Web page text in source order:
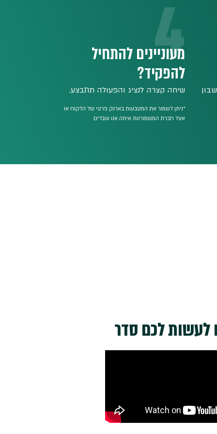
4
מעוניינים להתחיל
להפקיד?
שיחה קצרה לנציג והפעולה תתבצע.
*ניתן לשמור את המטבעות בארנק פרטי של הלקוח או
אצל חברת המשמורנות איתה אנו עובדים
לעשות לכם סדר